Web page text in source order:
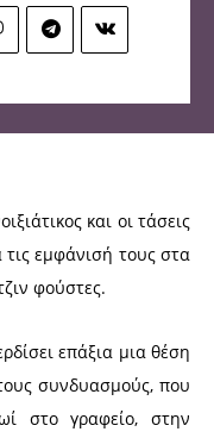
και οι τάσεις
εμφάνισή τους στα
φούστες.
επάξια μια θέση
συνδυασμούς, που
στο γραφείο, στην